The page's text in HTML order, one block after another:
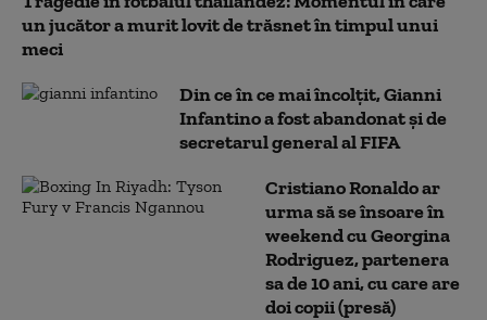
un jucător a murit lovit de trăsnet în timpul unui
meci
Din ce în ce mai încolțit, Gianni
Infantino a fost abandonat și de
secretarul general al FIFA
Cristiano Ronaldo ar
urma să se însoare în
weekend cu Georgina
Rodriguez, partenera
sa de 10 ani, cu care are
doi copii (presă)